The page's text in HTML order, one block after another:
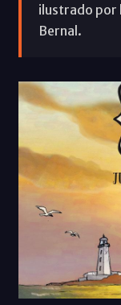
ilustrado por
Bernal.